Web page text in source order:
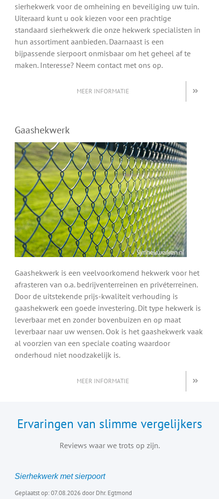
sierhekwerk voor de omheining en beveiliging uw tuin.
Uiteraard kunt u ook kiezen voor een prachtige
standaard sierhekwerk die onze hekwerk specialisten in
hun assortiment aanbieden. Daarnaast is een
bijpassende sierpoort onmisbaar om het geheel af te
maken. Interesse? Neem contact met ons op.
MEER INFORMATIE
Gaashekwerk
Gaashekwerk is een veelvoorkomend hekwerk voor het
afrasteren van o.a. bedrijventerreinen en privéterreinen.
Door de uitstekende prijs-kwaliteit verhouding is
gaashekwerk een goede investering. Dit type hekwerk is
leverbaar met en zonder bovenbuizen en op maat
leverbaar naar uw wensen. Ook is het gaashekwerk vaak
al voorzien van een speciale coating waardoor
onderhoud niet noodzakelijk is.
MEER INFORMATIE
Ervaringen van slimme vergelijkers
Reviews waar we trots op zijn.
Sierhekwerk met sierpoort
Geplaatst op: 07.08.2026 door Dhr. Egtmond